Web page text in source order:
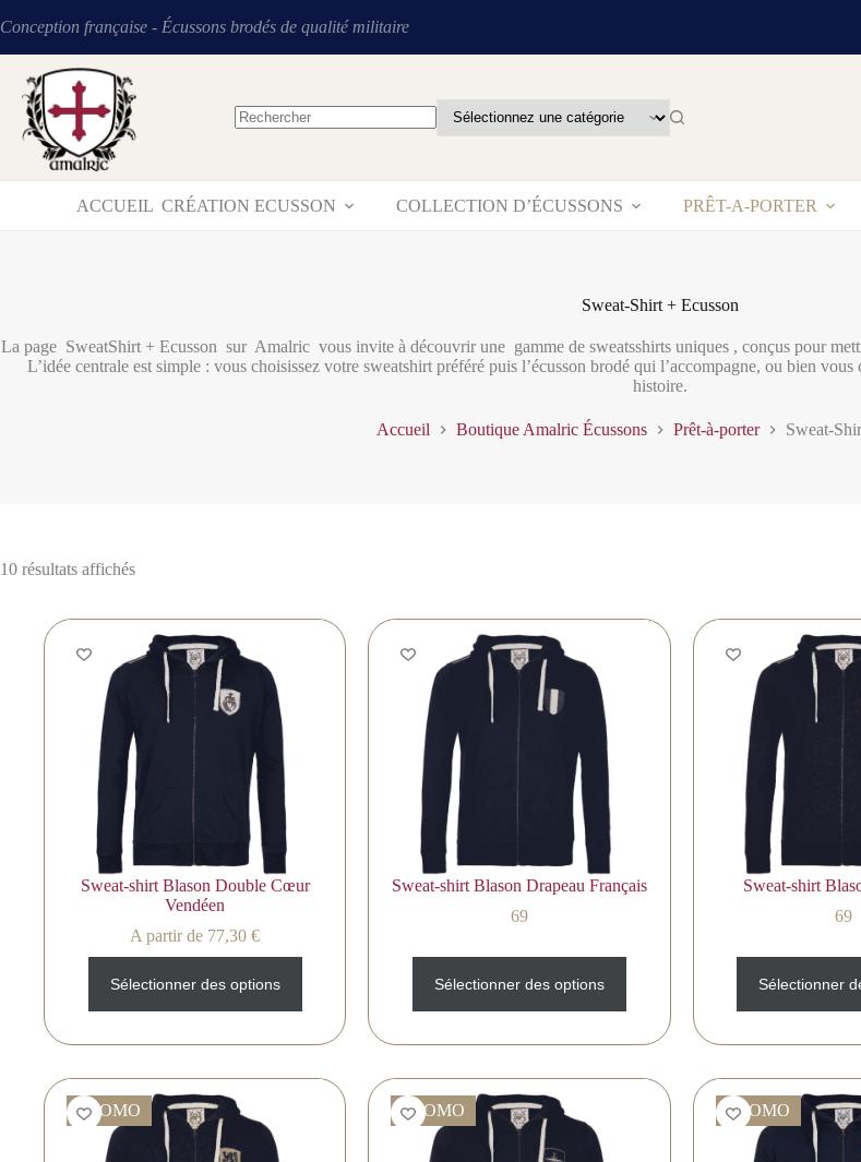
Conception française - Écussons brodés de qualité militaire
ACCUEIL CRÉATION ECUSSON COLLECTION D’ÉCUSSONS PRÊT-A-PORTER
Sweat-Shirt + Ecusson
La page SweatShirt + Ecusson sur Amalric vous invite à découvrir une gamme de sweatsshirts uniques , conçus pour
L’idée centrale est simple : vous choisissez votre sweatshirt préféré puis l’écusson brodé qui l’accompagne, ou bien
histoire.
Accueil Boutique Amalric Écussons Prêt-à-porter Sweat-
10 résultats affichés
Sweat-shirt Blason Double Cœur
Vendéen
A partir de 77,30€
Sélectionner des options
Sweat-shirt Blason Drapeau Français
69
Sélectionner des options
Sweat-shirt
69
Sélectionner
PROMO PROMO PROMO